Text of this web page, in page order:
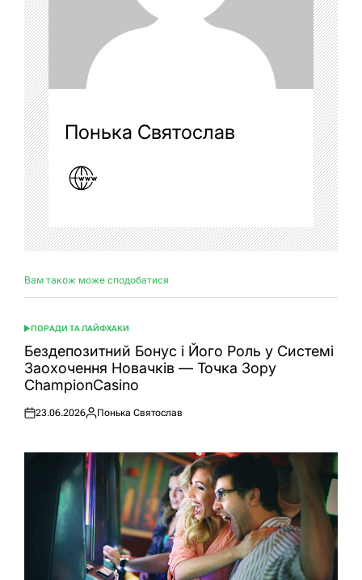
Понька Святослав
Вам також може сподобатися
ОПУБЛІКУВАТИ
У
ПОРАДИ ТА ЛАЙФХАКИ
Бездепозитний Бонус і Його Роль у Системі
Заохочення Новачків — Точка Зору
ChampionCasino
Оприлюднено
23.06.2026
Опубліковано
Понька Святослав